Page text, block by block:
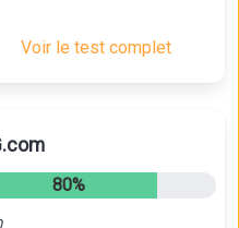
Voir le test complet
80%